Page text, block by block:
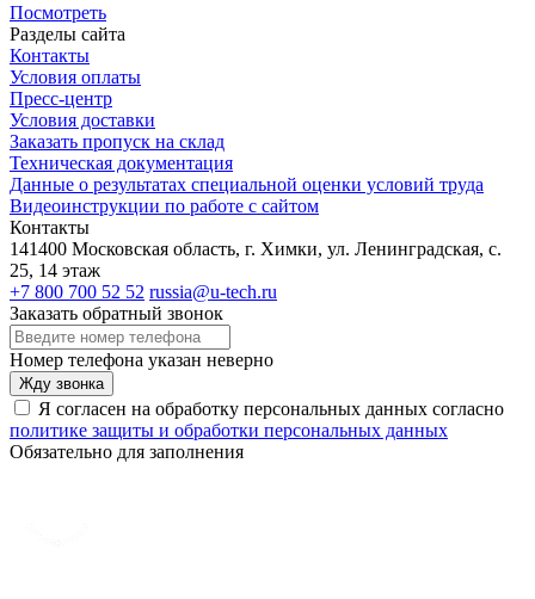
Посмотреть
Разделы сайта
Контакты
Условия оплаты
Пресс-центр
Условия доставки
Заказать пропуск на склад
Техническая документация
Данные о результатах специальной оценки условий труда
Видеоинструкции по работе с сайтом
Контакты
141400 Московская область, г. Химки, ул. Ленинградская, с.
25, 14 этаж
+7 800 700 52 52 russia@u-tech.ru
Заказать обратный звонок
Номер телефона указан неверно
Жду звонка
Я согласен на обработку персональных данных согласно
политике защиты и обработки персональных данных
Обязательно для заполнения